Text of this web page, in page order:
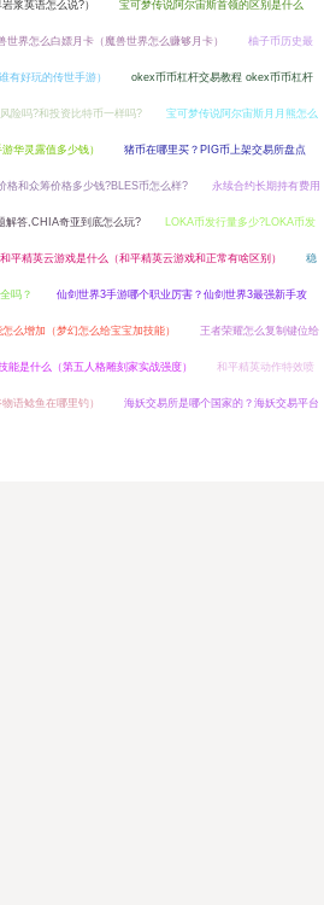
浆英语怎么说?） 宝可梦传说阿尔宙斯首领的区别是什么
世界怎么白嫖月卡（魔兽世界怎么赚够月卡） 柚子币历史最
有好玩的传世手游） okex币币杠杆交易教程 okex币币杠杆
险吗?和投资比特币一样吗? 宝可梦传说阿尔宙斯月月熊怎么
华灵露值多少钱） 猪币在哪里买？PIG币上架交易所盘点
格和众筹价格多少钱?BLES币怎么样? 永续合约长期持有费用
解答,CHIA奇亚到底怎么玩? LOKA币发行量多少?LOKA币发
和平精英云游戏是什么（和平精英云游戏和正常有啥区别） 稳
吗？ 仙剑世界3手游哪个职业厉害？仙剑世界3最强新手攻
么增加（梦幻怎么给宝宝加技能） 王者荣耀怎么复制键位给
能是什么（第五人格雕刻家实战强度） 和平精英动作特效喷
语鲶鱼在哪里钓） 海妖交易所是哪个国家的？海妖交易平台